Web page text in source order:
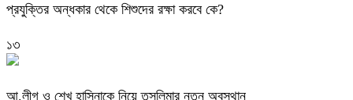
প্রযুক্তির অন্ধকার থেকে শিশুদের রক্ষা করবে কে?
১৩
আ.লীগ ও শেখ হাসিনাকে নিয়ে তসলিমার নতুন অবস্থান